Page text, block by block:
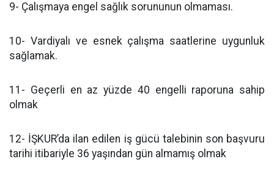
9- Çalışmaya engel sağlık sorununun olmaması.
10- Vardiyalı ve esnek çalışma saatlerine uygunluk
sağlamak.
11- Geçerli en az yüzde 40 engelli raporuna sahip
olmak
12- İŞKUR’da ilan edilen iş gücü talebinin son başvuru
tarihi itibariyle 36 yaşından gün almamış olmak